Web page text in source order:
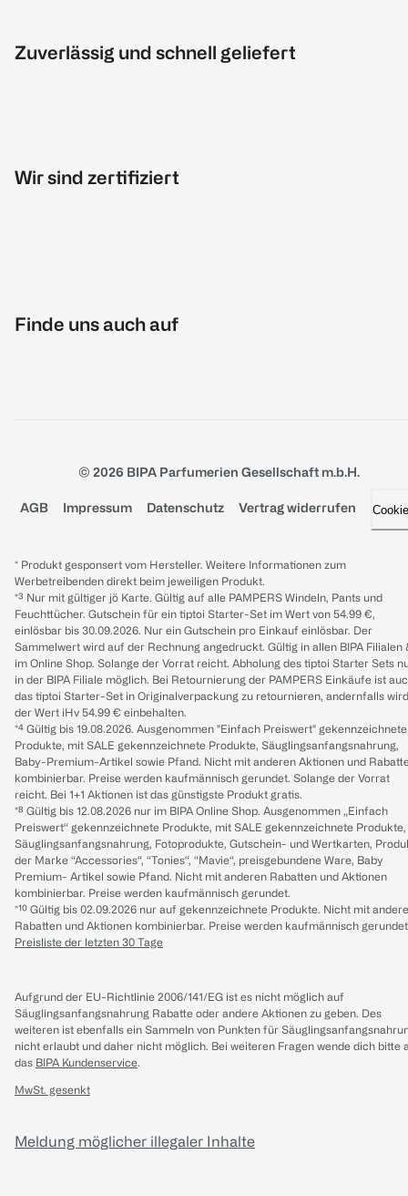
Zuverlässig und schnell geliefert
Wir sind zertifiziert
Finde uns auch auf
© 2026 BIPA Parfumerien Gesellschaft m.b.H.
AGB Impressum Datenschutz Vertrag widerrufen
* Produkt gesponsert vom Hersteller. Weitere Informationen zum
Werbetreibenden direkt beim jeweiligen Produkt.
*³ Nur mit gültiger jö Karte. Gültig auf alle PAMPERS Windeln, Pants und
Feuchttücher. Gutschein für ein tiptoi Starter-Set im Wert von 54.99 €,
einlösbar bis 30.09.2026. Nur ein Gutschein pro Einkauf einlösbar. Der
Sammelwert wird auf der Rechnung angedruckt. Gültig in allen BIPA Filialen
im Online Shop. Solange der Vorrat reicht. Abholung des tiptoi Starter Sets
in der BIPA Filiale möglich. Bei Retournierung der PAMPERS Einkäufe ist
das tiptoi Starter-Set in Originalverpackung zu retournieren, andernfalls wird
der Wert iHv 54.99 € einbehalten.
*⁴ Gültig bis 19.08.2026. Ausgenommen "Einfach Preiswert" gekennzeichnete
Produkte, mit SALE gekennzeichnete Produkte, Säuglingsanfangsnahrung,
Baby-Premium-Artikel sowie Pfand. Nicht mit anderen Aktionen und
kombinierbar. Preise werden kaufmännisch gerundet. Solange der Vorrat
reicht. Bei 1+1 Aktionen ist das günstigste Produkt gratis.
*⁸ Gültig bis 12.08.2026 nur im BIPA Online Shop. Ausgenommen „Einfach
Preiswert“ gekennzeichnete Produkte, mit SALE gekennzeichnete Produkte,
Säuglingsanfangsnahrung, Fotoprodukte, Gutschein- und Wertkarten,
der Marke “Accessories“, “Tonies“, “Mavie“, preisgebundene Ware, Baby
Premium- Artikel sowie Pfand. Nicht mit anderen Rabatten und Aktionen
kombinierbar. Preise werden kaufmännisch gerundet.
*¹⁰ Gültig bis 02.09.2026 nur auf gekennzeichnete Produkte. Nicht mit
Rabatten und Aktionen kombinierbar. Preise werden kaufmännisch
Preisliste der letzten 30 Tage
Aufgrund der EU-Richtlinie 2006/141/EG ist es nicht möglich auf
Säuglingsanfangsnahrung Rabatte oder andere Aktionen zu geben. Des
weiteren ist ebenfalls ein Sammeln von Punkten für
nicht erlaubt und daher nicht möglich. Bei weiteren Fragen wende dich bitte
das BIPA Kundenservice.
MwSt. gesenkt
Meldung möglicher illegaler Inhalte